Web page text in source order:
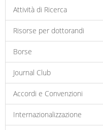
Attività di Ricerca
Risorse per dottorandi
Borse
Journal Club
Accordi e Convenzioni
Internazionalizzazione